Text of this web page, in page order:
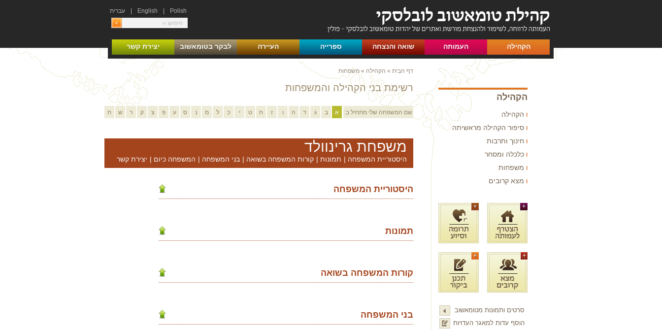
Polish
English עברית
הקהילה העמותה שואה והנצחה ספרייה העיירה לבקר בטומאשוב יצירת קשר
הקהילה
הקהילה
סיפור הקהילה מראשיתה
חינוך ותרבות
כלכלה ומסחר
משפחות
מצא קרובים
סרטים ותמונות מטומאשוב
הוסף עדות למאגר העדויות
דף הבית » הקהילה »משפחות
רשימת בני הקהילה והמשפחות
שם המשפחה שלי מתחיל ב: א ב ג ד ה ו ז ח ט י כ ל מ נ ס ע פ צ ק ר ש ת
משפחת גרינוולד
היסטוריית המשפחה | תמונות | קורות המשפחה בשואה | בני המשפחה | המשפחה כיום | יצירת קשר
היסטוריית המשפחה
תמונות
קורות המשפחה בשואה
בני המשפחה